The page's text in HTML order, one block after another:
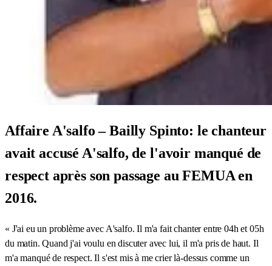
Affaire A'salfo – Bailly Spinto: le chanteur
avait accusé A'salfo, de l'avoir manqué de
respect après son passage au FEMUA en
2016.
« J'ai eu un problème avec A'salfo. Il m'a fait chanter entre 04h et 05h
du matin. Quand j'ai voulu en discuter avec lui, il m'a pris de haut. Il
m'a manqué de respect. Il s'est mis à me crier là-dessus comme un